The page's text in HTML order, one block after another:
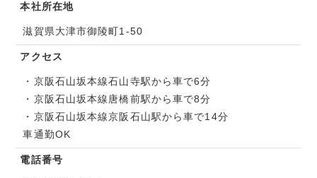
本社所在地
滋賀県大津市御陵町1-50
アクセス
・京阪石山坂本線石山寺駅から車で6分
・京阪石山坂本線唐橋前駅から車で8分
・京阪石山坂本線京阪石山駅から車で14分
車通勤OK
電話番号